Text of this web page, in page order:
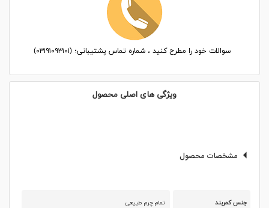
سوالات خود را مطرح کنید ، شماره تماس پشتیبانی؛ (۰۳۱۹۱۰۹۳۱۰۱)
ویژگی های اصلی محصول
مشخصات محصول
جنس کمربند تمام چرم طبیعی